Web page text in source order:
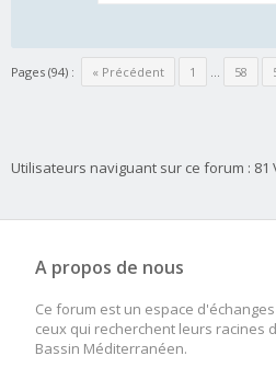
Pages (94) : « Précédent 1 … 58
Utilisateurs naviguant sur ce forum : 81
A propos de nous
Ce forum est un espace
ceux qui recherchent leurs racines
Bassin Méditerranéen.